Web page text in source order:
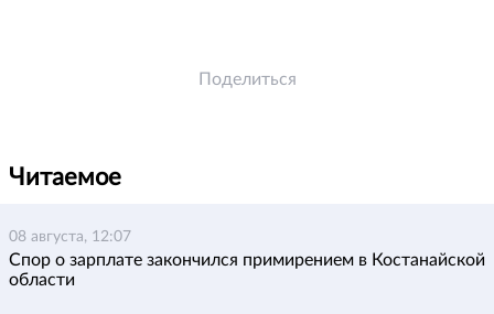
Поделиться
Читаемое
08 августа, 12:07
Спор о зарплате закончился примирением в Костанайской
области